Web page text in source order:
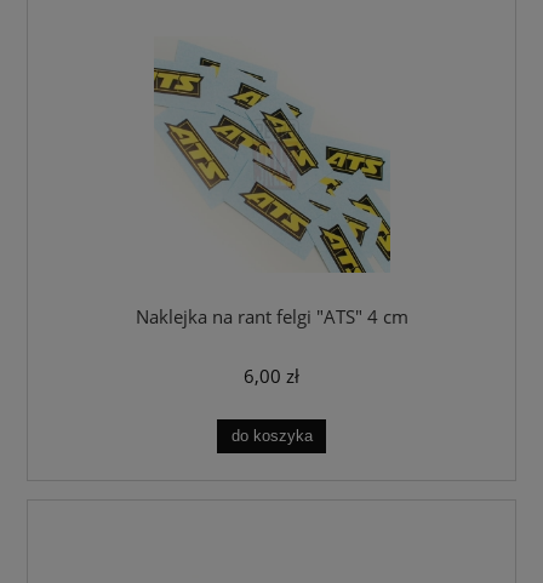
Naklejka na rant felgi "ATS" 4 cm
6,00 zł
do koszyka